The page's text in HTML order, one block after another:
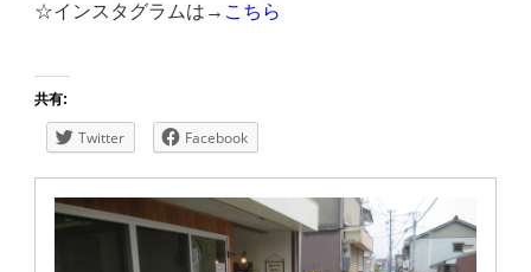
☆インスタグラムは→ こちら
共有:
Twitter Facebook